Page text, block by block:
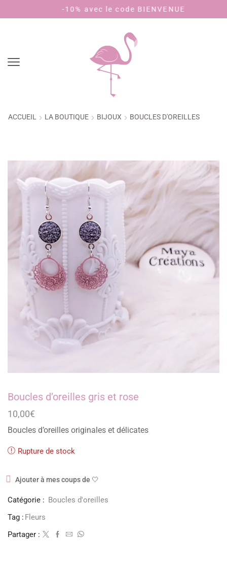
-10% avec le code BIENVENUE
ACCUEIL LA BOUTIQUE BIJOUX BOUCLES D'OREILLES
Boucles d’oreilles gris et rose
10,00€
Boucles d’oreilles originales et délicates
Rupture de stock
Ajouter à mes coups de 🤍
Catégorie : Boucles d'oreilles
Tag : Fleurs
Partager :